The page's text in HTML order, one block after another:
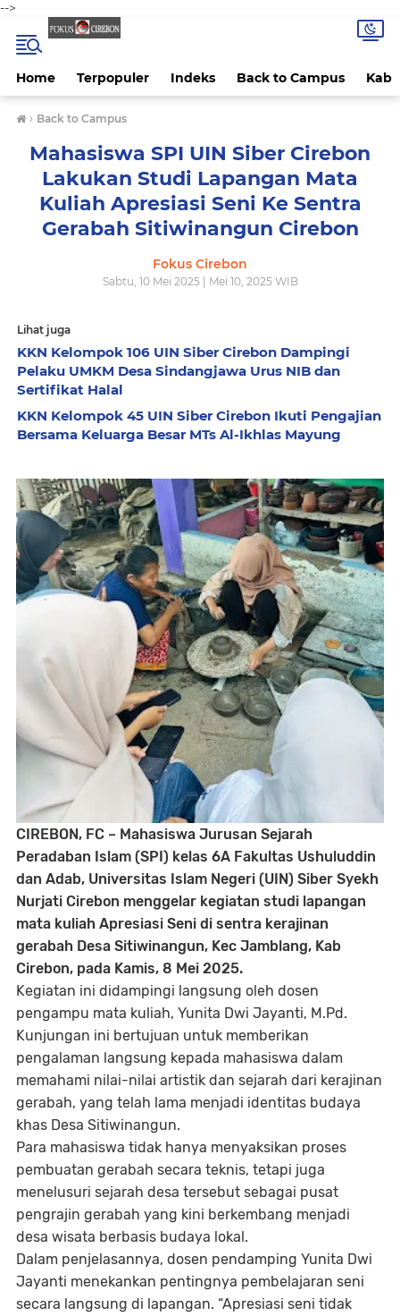
-->
Home Terpopuler Indeks Back to Campus Kab
› Back to Campus
Mahasiswa SPI UIN Siber Cirebon
Lakukan Studi Lapangan Mata
Kuliah Apresiasi Seni Ke Sentra
Gerabah Sitiwinangun Cirebon
Fokus Cirebon
Sabtu, 10 Mei 2025 | Mei 10, 2025 WIB
Lihat juga
KKN Kelompok 106 UIN Siber Cirebon Dampingi
Pelaku UMKM Desa Sindangjawa Urus NIB dan
Sertifikat Halal
KKN Kelompok 45 UIN Siber Cirebon Ikuti Pengajian
Bersama Keluarga Besar MTs Al-Ikhlas Mayung
CIREBON, FC – Mahasiswa Jurusan Sejarah
Peradaban Islam (SPI) kelas 6A Fakultas Ushuluddin
dan Adab, Universitas Islam Negeri (UIN) Siber Syekh
Nurjati Cirebon menggelar kegiatan studi lapangan
mata kuliah Apresiasi Seni di sentra kerajinan
gerabah Desa Sitiwinangun, Kec Jamblang, Kab
Cirebon, pada Kamis, 8 Mei 2025.
Kegiatan ini didampingi langsung oleh dosen
pengampu mata kuliah, Yunita Dwi Jayanti, M.Pd.
Kunjungan ini bertujuan untuk memberikan
pengalaman langsung kepada mahasiswa dalam
memahami nilai-nilai artistik dan sejarah dari kerajinan
gerabah, yang telah lama menjadi identitas budaya
khas Desa Sitiwinangun.
Para mahasiswa tidak hanya menyaksikan proses
pembuatan gerabah secara teknis, tetapi juga
menelusuri sejarah desa tersebut sebagai pusat
pengrajin gerabah yang kini berkembang menjadi
desa wisata berbasis budaya lokal.
Dalam penjelasannya, dosen pendamping Yunita Dwi
Jayanti menekankan pentingnya pembelajaran seni
secara langsung di lapangan. “Apresiasi seni tidak